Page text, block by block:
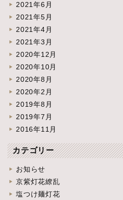
2021年6月
2021年5月
2021年4月
2021年3月
2020年12月
2020年10月
2020年8月
2020年2月
2019年8月
2019年7月
2016年11月
カテゴリー
お知らせ
京紫灯花繚乱
塩つけ麺灯花